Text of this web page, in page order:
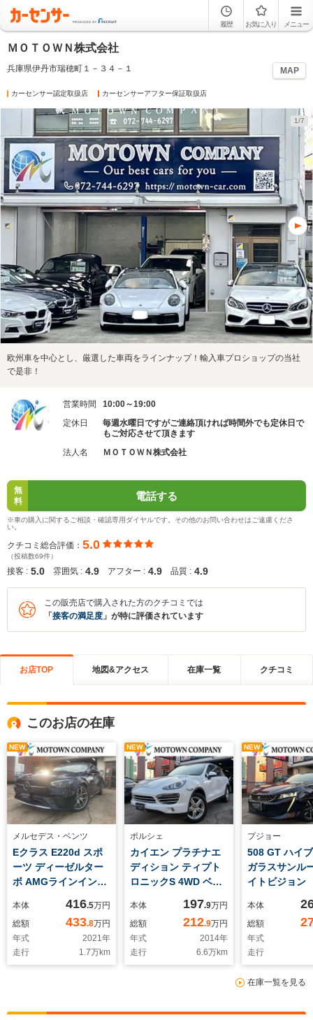
履歴 お気に入り メニュー
ＭＯＴＯＷＮ株式会社
兵庫県伊丹市瑞穂町１－３４－１ MAP
カーセンサー認定取扱店 カーセンサーアフター保証取扱店
1/7
欧州車を中心とし、厳選した車両をラインナップ！輸入車プロショップの当社
で是非！
営業時間
10:00～19:00
定休日
毎週水曜日ですがご連絡頂ければ時間外でも定休日で
もご対応させて頂きます
法人名
ＭＯＴＯＷＮ株式会社
無
料
電話する
※車の購入に関するご相談・確認専用ダイヤルです。その他のお問い合わせはご遠慮くださ
い。
クチコミ総合評価： 5.0
（投稿数69件）
接客 : 5.0 雰囲気 : 4.9 アフター : 4.9 品質 : 4.9
この販売店で購入された方のクチコミでは
「 接客の満足度 」が特に評価されています
お店TOP 地図&アクセス 在庫一覧 クチコミ
このお店の在庫
NEW
メルセデス・ベンツ
Eクラス E220d スポ
ーツ ディーゼルター
ボ AMGラインインテ
ブPKG ブラックレ
ザーシート パワーシ
ート シートヒータ
ー LEDヘッドライ
ト 純正ナビ バッ
ッドアップディスプレ
本体 416.5万円
総額
433.8万円
年式
2021年
走行
1.7万km
NEW
ポルシェ
カイエン プラチナエ
ディション ティプト
ロニックS 4WD ベー
ーター ヘッドレスト
エンボス加工 19イ
ンチアルミホイール
クルーズコントロー
ル 前席左右電動シー
ラ Bluetooth HID
本体 197.9万円
総額
212.9万円
年式
2014年
走行
6.6万km
NEW
プジョー
508 GT ハイ
ガラスサン
イトビジョ
イ アンドロ
ト LEDヘッド
アダプティブ
Bluetooth コ
センサー前後
シフト 電動
本体
総額
年式
走行
在庫一覧を見る